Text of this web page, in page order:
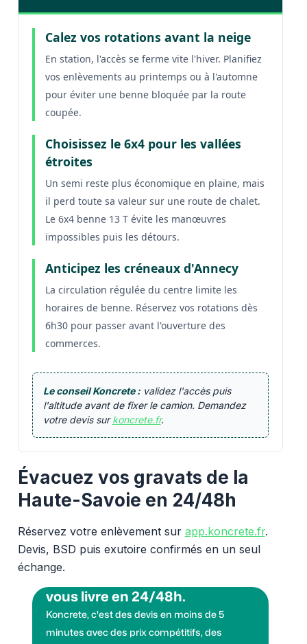
Calez vos rotations avant la neige
En station, l'accès se ferme vite l'hiver. Planifiez
vos enlèvements au printemps ou à l'automne
pour éviter une benne bloquée par la route
coupée.
Choisissez le 6x4 pour les vallées
étroites
Un semi reste plus économique en plaine, mais
il perd toute sa valeur sur une route de chalet.
Le 6x4 benne 13 T évite les manœuvres
impossibles puis les détours.
Anticipez les créneaux d'Annecy
La circulation régulée du centre limite les
horaires de benne. Réservez vos rotations dès
6h30 pour passer avant l'ouverture des
commerces.
Le conseil Koncrete :validez l'accès puis
l'altitude avant de fixer le camion. Demandez
votre devis surkoncrete.fr.
Évacuez vos gravats de la
Haute-Savoie en 24/48h
Réservez votre enlèvement sur app.koncrete.fr.
Devis, BSD puis exutoire confirmés en un seul
échange.
vous livre en 24/48h.
Koncrete, c'est des devis en moins de 5
minutes avec des prix compétitifs, des